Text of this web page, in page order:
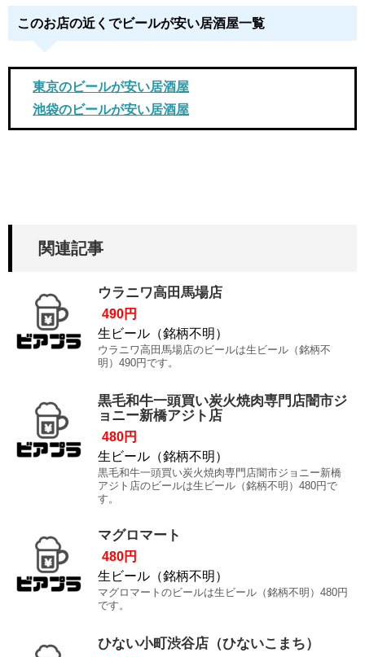
このお店の近くでビールが安い居酒屋一覧
東京のビールが安い居酒屋
池袋のビールが安い居酒屋
関連記事
ウラニワ高田馬場店
490円
生ビール（銘柄不明）
ウラニワ高田馬場店のビールは生ビール（銘柄不
明）490円です。
黒毛和牛一頭買い炭火焼肉専門店闇市ジ
ョニー新橋アジト店
480円
生ビール（銘柄不明）
黒毛和牛一頭買い炭火焼肉専門店闇市ジョニー新橋
アジト店のビールは生ビール（銘柄不明）480円で
す。
マグロマート
480円
生ビール（銘柄不明）
マグロマートのビールは生ビール（銘柄不明）480円
です。
ひない小町渋谷店（ひないこまち）